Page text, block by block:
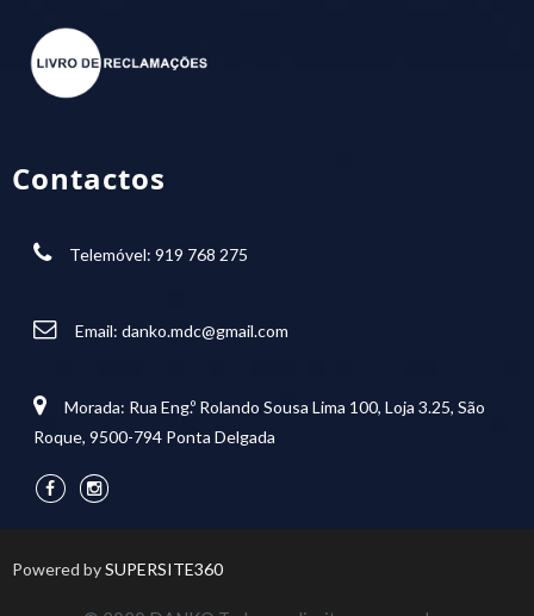
Contactos
Telemóvel: 919 768 275
Email: danko.mdc@gmail.com
Morada: Rua Eng.º Rolando Sousa Lima 100, Loja 3.25, São
Roque, 9500-794 Ponta Delgada
Powered bySUPERSITE360